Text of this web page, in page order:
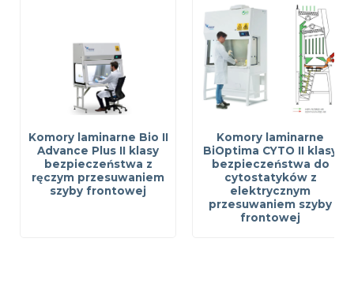
Komory laminarne Bio II
Advance Plus II klasy
bezpieczeństwa z
ręczym przesuwaniem
szyby frontowej
Komory laminarne
BiOptima CYTO II klasy
bezpieczeństwa do
cytostatyków z
elektrycznym
przesuwaniem szyby
frontowej